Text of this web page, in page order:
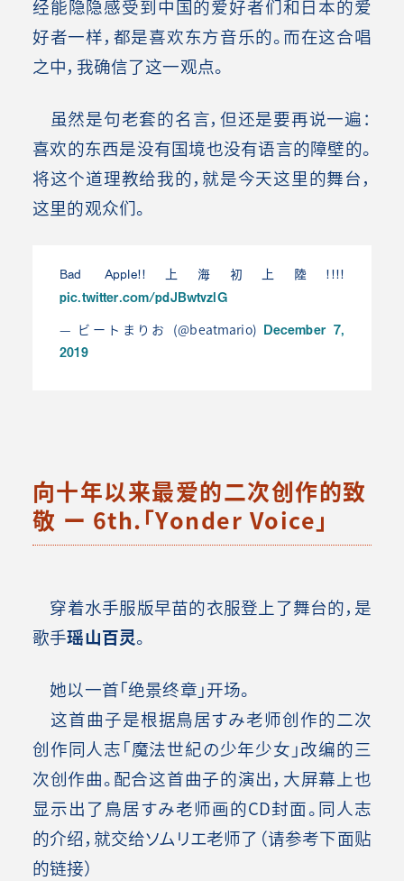
经能隐隐感受到中国的爱好者们和日本的爱
好者一样，都是喜欢东方音乐的。而在这合唱
之中，我确信了这一观点。
虽然是句老套的名言，但还是要再说一遍：
喜欢的东西是没有国境也没有语言的障壁的。
将这个道理教给我的，就是今天这里的舞台，
这里的观众们。
Bad Apple!!上海初上陸!!!!
pic.twitter.com/pdJBwtvzlG
— ビートまりお (@beatmario) December 7,
2019
向十年以来最爱的二次创作的致
敬 ー 6th.「Yonder Voice」
穿着水手服版早苗的衣服登上了舞台的，是
歌手瑶山百灵。
她以一首「绝景终章」开场。
这首曲子是根据鳥居すみ老师创作的二次
创作同人志「魔法世紀の少年少女」改编的三
次创作曲。配合这首曲子的演出，大屏幕上也
显示出了鳥居すみ老师画的CD封面。同人志
的介绍，就交给ソムリエ老师了（请参考下面贴
的链接）